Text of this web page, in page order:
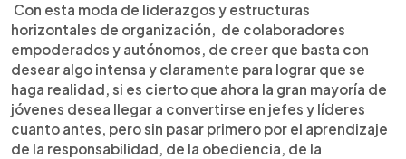
Con esta moda de liderazgos y estructuras
horizontales de organización, de colaboradores
empoderados y autónomos, de creer que basta con
desear algo intensa y claramente para lograr que se
haga realidad, si es cierto que ahora la gran mayoría de
jóvenes desea llegar a convertirse en jefes y líderes
cuanto antes, pero sin pasar primero por el aprendizaje
de la responsabilidad, de la obediencia, de la